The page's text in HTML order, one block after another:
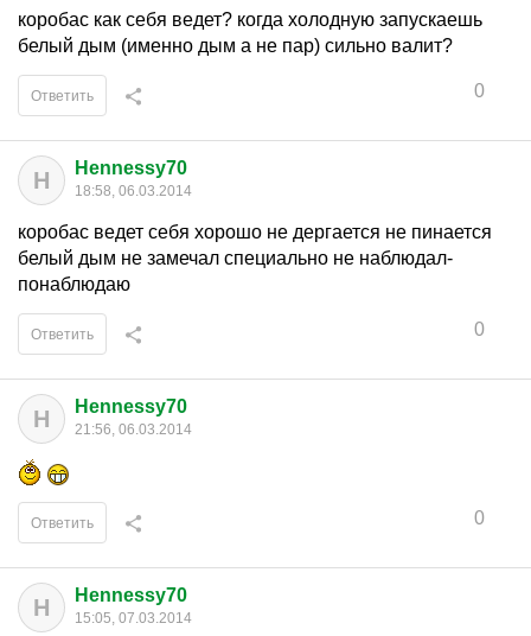
коробас как себя ведет? когда холодную запускаешь
белый дым (именно дым а не пар) сильно валит?
0
Ответить
H Hennessy70
18:58, 06.03.2014
коробас ведет себя хорошо не дергается не пинается
белый дым не замечал специально не наблюдал-
понаблюдаю
0
Ответить
H Hennessy70
21:56, 06.03.2014
0
Ответить
H Hennessy70
15:05, 07.03.2014